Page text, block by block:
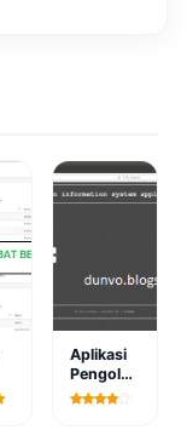
Aplikasi
Pengolahan
Data